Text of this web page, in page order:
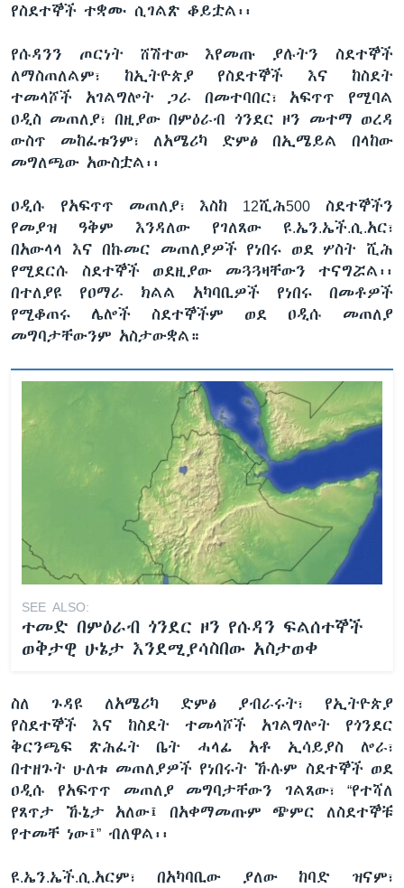
የስደተኞች ተቋሙ ሲገልጽ ቆይቷል፡፡
የሱዳንን ጦርነት ሸሽተው እየመጡ ያሉትን ስደተኞች
ለማስጠለልም፣ ከኢትዮጵያ የስደተኞች እና ከስደት
ተመላሾች አገልግሎት ጋራ በመተባበር፣ አፍጥጥ የሚባል
ዐዲስ መጠለያ፣ በዚያው በምዕራብ ጎንደር ዞን መተማ ወረዳ
ውስጥ መከፈቱንም፣ ለአሜሪካ ድምፅ በኢሜይል በላከው
መግለጫው አውስቷል፡፡
ዐዲሱ የአፍጥጥ መጠለያ፣ እስከ 12ሺሕ500 ስደተኞችን
የመያዝ ዓቅም እንዳለው የገለጸው ዩ.ኤን.ኤች.ሲ.አር፣
በአውላላ እና በኩመር መጠለያዎች የነበሩ ወደ ሦስት ሺሕ
የሚደርሱ ስደተኞች ወደዚያው መጓጓዛቸውን ተናግሯል፡፡
በተለያዩ የዐማራ ክልል አካባቢዎች የነበሩ በመቶዎች
የሚቆጠሩ ሌሎች ስደተኞችም ወደ ዐዲሱ መጠለያ
መግባታቸውንም አስታውቋል።
SEE ALSO:
ተመድ በምዕራብ ጎንደር ዞን የሱዳን ፍልሰተኞች
ወቅታዊ ሁኔታ እንደሚያሳስበው አስታወቀ
ስለ ጉዳዩ ለአሜሪካ ድምፅ ያብራሩት፣ የኢትዮጵያ
የስደተኞች እና ከስደት ተመላሾች አገልግሎት የጎንደር
ቅርንጫፍ ጽሕፈት ቤት ሓላፊ አቶ ኢሳይያስ ሎራ፣
በተዘጉት ሁለቱ መጠለያዎች የነበሩት ኹሉም ስደተኞች ወደ
ዐዲሱ የአፍጥጥ መጠለያ መግባታቸውን ገልጸው፣ “የተሻለ
የጸጥታ ኹኔታ አለው፤ በአቀማመጡም ጭምር ለስደተኞቹ
የተመቸ ነው፤” ብለዋል፡፡
ዩ.ኤን.ኤች.ሲ.አርም፣ በአካባቢው ያለው ከባድ ዝናም፣